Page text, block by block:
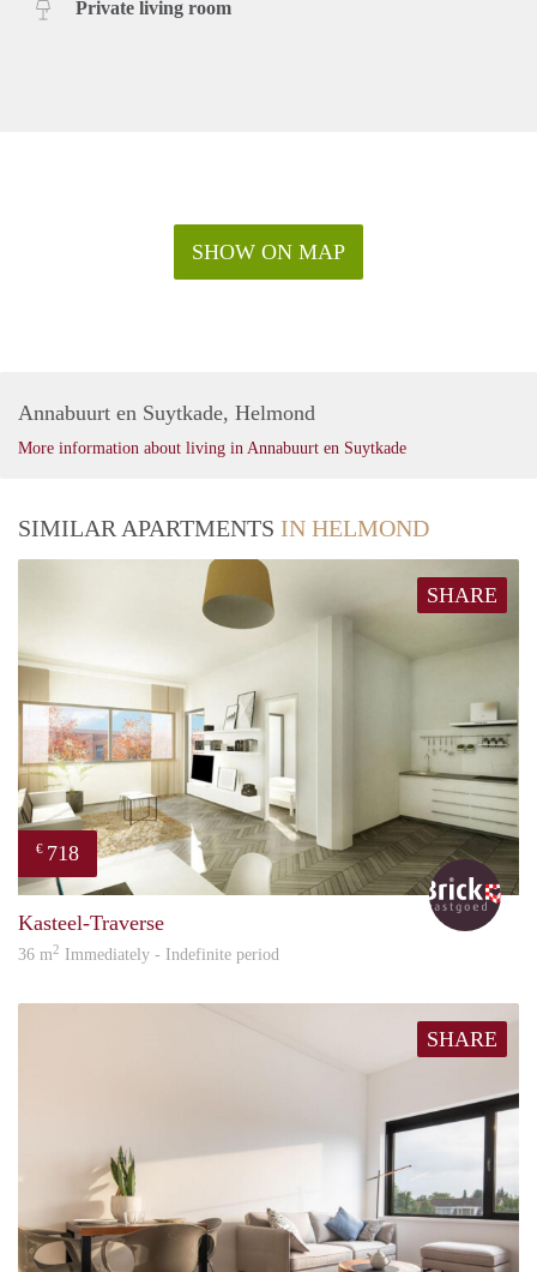
Private living room
SHOW ON MAP
Annabuurt en Suytkade, Helmond
More information about living in Annabuurt en Suytkade
SIMILAR APARTMENTS IN HELMOND
SHARE
€ 718
Kasteel-Traverse
36 m2 Immediately - Indefinite period
SHARE